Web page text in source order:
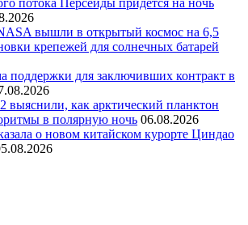
вышли в открытый космос на 6,5
крепежей для солнечных батарей
поддержки для заключивших контракт в
как арктический планктон
в полярную ночь 06.08.2026
о новом китайском курорте Циндао